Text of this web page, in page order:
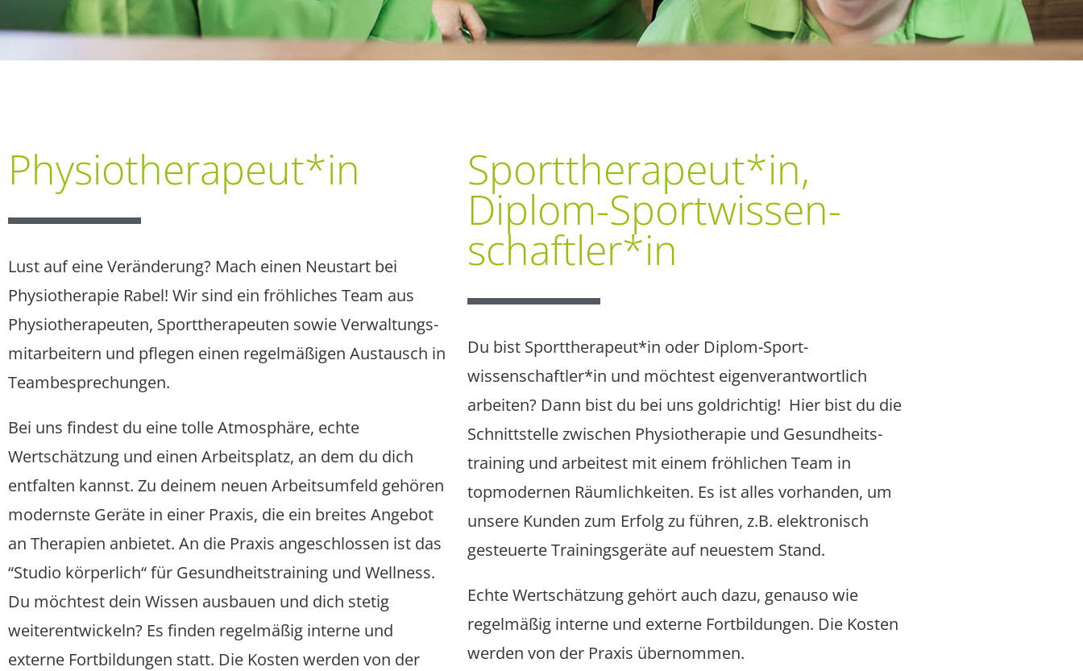
Physio­therapeut*in
Lust auf eine Veränderung? Mach einen Neustart bei
Physiotherapie Rabel! Wir sind ein fröhliches Team aus
Physiotherapeuten, Sport­therapeuten sowie ­Verwaltungs­
mitarbeitern und pflegen einen regelmäßigen Austausch in
Team­besprechungen.
Bei uns findest du eine tolle Atmosphäre, echte
Wertschätzung und einen Arbeitsplatz, an dem du dich
entfalten kannst. Zu deinem neuen Arbeitsumfeld ­gehören
­modernste Geräte in einer Praxis, die ein ­breites Angebot
an Therapien anbietet. An die Praxis angeschlossen ist das
­“Studio körperlich“ für Gesundheits­training und Wellness.
Du möchtest dein Wissen ausbauen und dich stetig
weiterentwickeln? Es finden regelmäßig interne und
externe Fortbildungen statt. Die Kosten werden von der
Sport­therapeut*in,
Diplom-Sport­wissen­
schaftler*in
Du bist Sporttherapeut*in oder Diplom-Sport­
wissenschaftler*in und möchtest eigen­verantwortlich
arbeiten? Dann bist du bei uns goldrichtig! Hier bist du die
Schnittstelle zwischen Physiotherapie und Gesundheits­­
training und arbeitest mit einem fröhlichen Team in
topmodernen Räumlichkeiten. Es ist alles vorhanden, um
unsere Kunden zum Erfolg zu führen, z.B. elektronisch
gesteuerte Trainingsgeräte auf neuestem Stand.
Echte Wertschätzung gehört auch dazu, genauso wie
regelmäßig interne und externe Fortbildungen. Die Kosten
werden von der Praxis übernommen.